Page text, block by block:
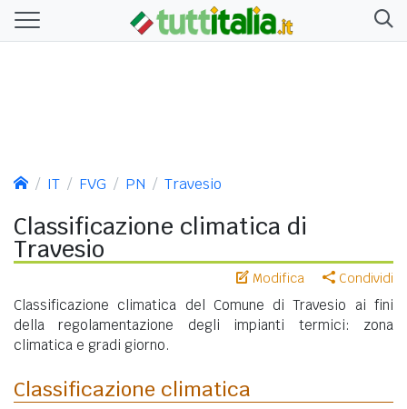
IT FVG PN Travesio
Classificazione climatica di
Travesio
Modifica Condividi
Classificazione climatica del Comune di Travesio ai fini
della regolamentazione degli impianti termici: zona
climatica e gradi giorno.
Classificazione climatica